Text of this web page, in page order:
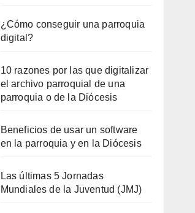
¿Cómo conseguir una parroquia
digital?
10 razones por las que digitalizar
el archivo parroquial de una
parroquia o de la Diócesis
Beneficios de usar un software
en la parroquia y en la Diócesis
Las últimas 5 Jornadas
Mundiales de la Juventud (JMJ)